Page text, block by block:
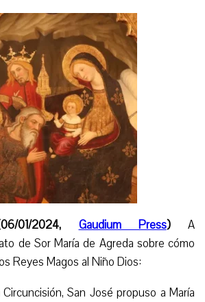
01/2024, Gaudium Press)A
de Sor María de Agreda sobre cómo
Reyes Magos al Niño Dios:
San José propuso a María